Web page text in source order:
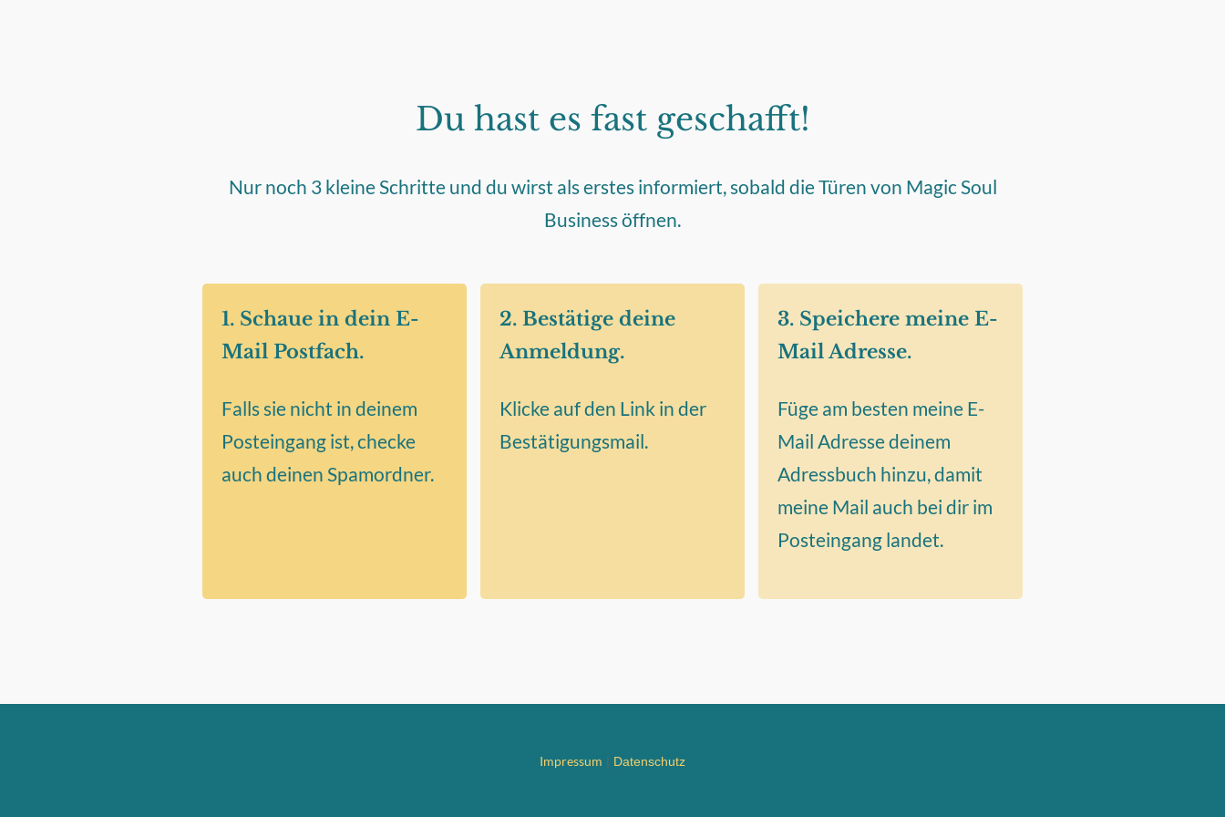
Du hast es fast geschafft!
Nur noch 3 kleine Schritte und du wirst als erstes informiert, sobald die Türen von Magic Soul
Business öffnen.
1. Schaue in dein E-
Mail Postfach.
Falls sie nicht in deinem
Posteingang ist, checke
auch deinen Spamordner.
2. Bestätige deine
Anmeldung.
Klicke auf den Link in der
Bestätigungsmail.
3. Speichere meine E-
Mail Adresse.
Füge am besten meine E-
Mail Adresse deinem
Adressbuch hinzu, damit
meine Mail auch bei dir im
Posteingang landet.
Impressum | Datenschutz